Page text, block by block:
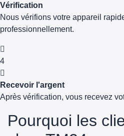
Vérification
Nous vérifions votre appareil
professionnellement.
4
Recevoir l'argent
Après vérification, vous recevez
Pourquoi les